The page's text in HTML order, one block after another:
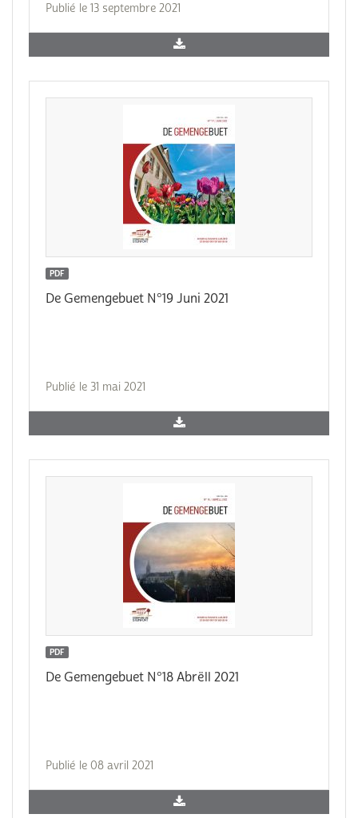
Publié le 13 septembre 2021
PDF
De Gemengebuet N°19 Juni 2021
Publié le 31 mai 2021
PDF
De Gemengebuet N°18 Abrëll 2021
Publié le 08 avril 2021